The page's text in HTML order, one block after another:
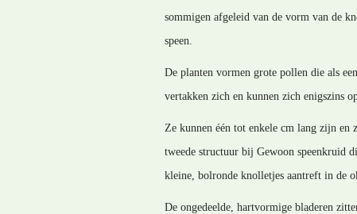
sommigen afgeleid van de vorm van de
speen.
De planten vormen grote pollen die als
vertakken zich en kunnen zich enigszins
Ze kunnen één tot enkele cm lang zijn en
tweede structuur bij Gewoon speenkruid
kleine, bolronde knolletjes aantreft in de
De ongedeelde, hartvormige bladeren